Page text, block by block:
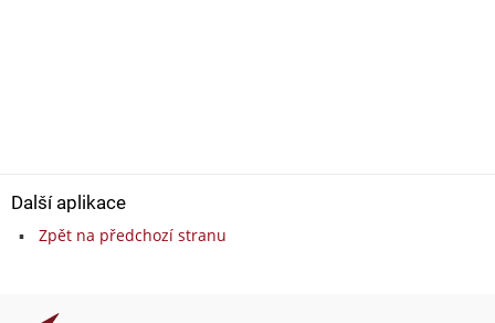
Další aplikace
Zpět na předchozí stranu